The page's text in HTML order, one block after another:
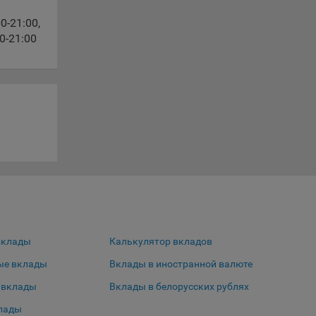
и
21:00,
21:00
вклады
Калькулятор вкладов
Вклады в иностранной валюте
Вклады в белорусских рублях